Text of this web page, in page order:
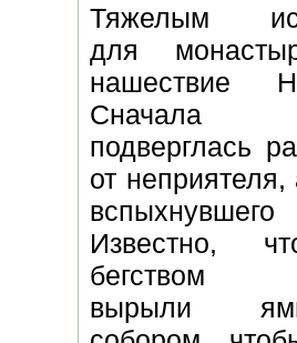
Тяжелым
для
нашествие
Сначала
подверглась
от неприятеля,
Известно,
бегством
вырыли